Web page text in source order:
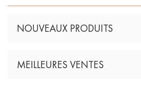
NOUVEAUX PRODUITS
MEILLEURES VENTES